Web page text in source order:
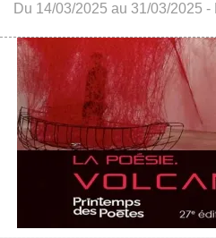
Du 14/03/2025 au 31/03/2025 -